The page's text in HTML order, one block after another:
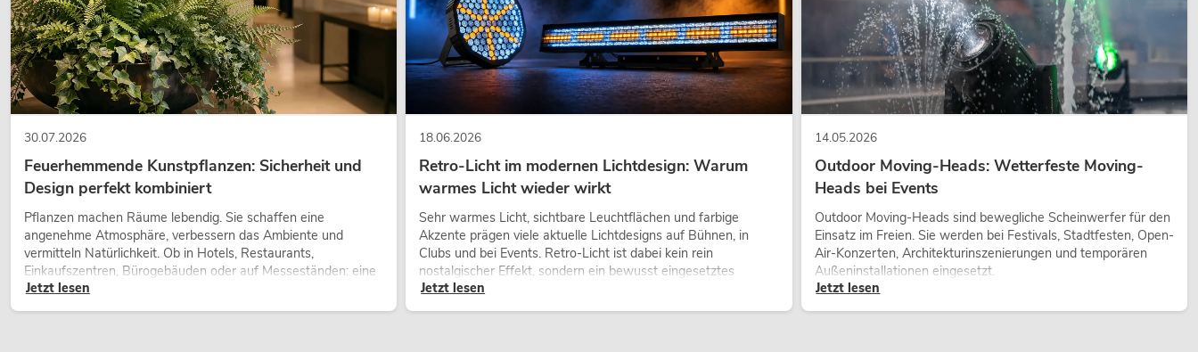
30.07.2026
Feuerhemmende Kunstpflanzen: Sicherheit und
Design perfekt kombiniert
Pflanzen machen Räume lebendig. Sie schaffen eine
angenehme Atmosphäre, verbessern das Ambiente und
vermitteln Natürlichkeit. Ob in Hotels, Restaurants,
Einkaufszentren, Bürogebäuden oder auf Messeständen: eine
hochwertige Begrünung gehört heute längst zum modernen
Raumkonzept.
Jetzt lesen
18.06.2026
Retro-Licht im modernen Lichtdesign: Warum
warmes Licht wieder wirkt
Sehr warmes Licht, sichtbare Leuchtflächen und farbige
Akzente prägen viele aktuelle Lichtdesigns auf Bühnen, in
Clubs und bei Events. Retro-Licht ist dabei kein rein
nostalgischer Effekt, sondern ein bewusst eingesetztes
Gestaltungsmittel: Es schafft Atmosphäre, gibt Szenen
Charakter und kann technische LED-Setups emotionaler
Jetzt lesen
14.05.2026
Outdoor Moving-Heads: Wetterfeste Moving-
Heads bei Events
Outdoor Moving-Heads sind bewegliche Scheinwerfer für den
Einsatz im Freien. Sie werden bei Festivals, Stadtfesten, Open-
Air-Konzerten, Architekturinszenierungen und temporären
Außeninstallationen eingesetzt.
Jetzt lesen